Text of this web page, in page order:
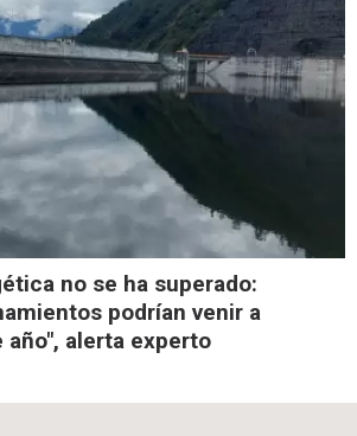
no se ha superado:
podrían venir a
alerta experto